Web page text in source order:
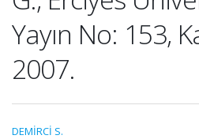
Yayın No: 153,
2007.
DEMİRCİ S.